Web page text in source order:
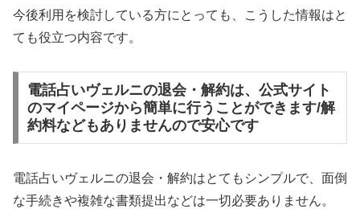
今後利用を検討している方にとっても、こうした情報はと
ても役立つ内容です。
電話占いヴェルニの退会・解約は、公式サイト
のマイページから簡単に行うことができます/解
約料などもありませんので安心です
電話占いヴェルニの退会・解約はとてもシンプルで、面倒
な手続きや複雑な書類提出などは一切必要ありません。